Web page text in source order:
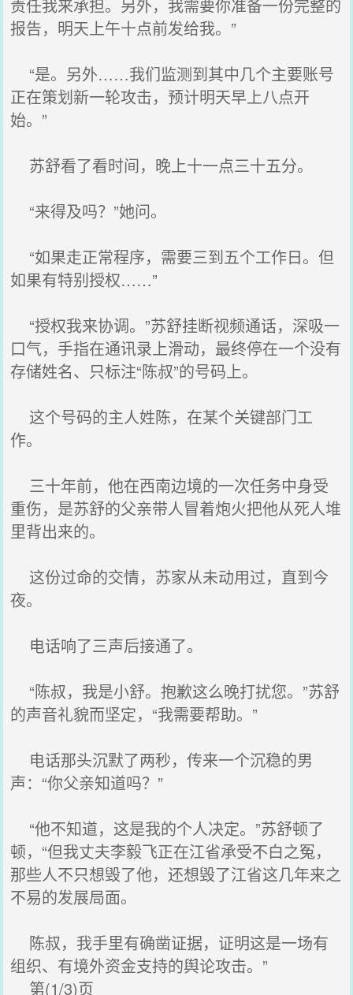
责任我来承担。另外，我需要你准备一份完整的
报告，明天上午十点前发给我。”
“是。另外……我们监测到其中几个主要账号
正在策划新一轮攻击，预计明天早上八点开
始。”
苏舒看了看时间，晚上十一点三十五分。
“来得及吗？”她问。
“如果走正常程序，需要三到五个工作日。但
如果有特别授权……”
“授权我来协调。”苏舒挂断视频通话，深吸一
口气，手指在通讯录上滑动，最终停在一个没有
存储姓名、只标注“陈叔”的号码上。
这个号码的主人姓陈，在某个关键部门工
作。
三十年前，他在西南边境的一次任务中身受
重伤，是苏舒的父亲带人冒着炮火把他从死人堆
里背出来的。
这份过命的交情，苏家从未动用过，直到今
夜。
电话响了三声后接通了。
“陈叔，我是小舒。抱歉这么晚打扰您。”苏舒
的声音礼貌而坚定，“我需要帮助。”
电话那头沉默了两秒，传来一个沉稳的男
声：“你父亲知道吗？”
“他不知道，这是我的个人决定。”苏舒顿了
顿，“但我丈夫李毅飞正在江省承受不白之冤，
那些人不只想毁了他，还想毁了江省这几年来之
不易的发展局面。
陈叔，我手里有确凿证据，证明这是一场有
组织、有境外资金支持的舆论攻击。”
第(1/3)页